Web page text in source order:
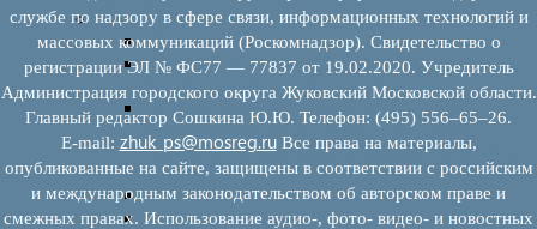
Муниципальный лесной контроль
Орган муниципального лесного контроля
Нормативно-правовые акты (НПА), регулирующие
осуществление муниципального лесного контроля:
Управление рисками причинения вреда (ущерба)
охраняемым законом ценностям при осуществлении
государственного контроля (надзора), муниципального
контроля
Программа профилактики
Доклады муниципального лесного контроля
службе по надзору в сфере связи, информационных технологий и
массовых коммуникаций (Роскомнадзор). Свидетельство о
регистрации ЭЛ № ФС77 — 77837 от 19.02.2020. Учредитель
Администрация городского округа Жуковский Московской области.
Главный редактор Сошкина Ю.Ю. Телефон: (495) 556–65–26.
E‑mail: zhuk_ps@mosreg.ruВсе права на материалы,
опубликованные на сайте, защищены в соответствии с российским
и международным законодательством об авторском праве и
смежных правах. Использование аудио-, фото- видео- и новостных